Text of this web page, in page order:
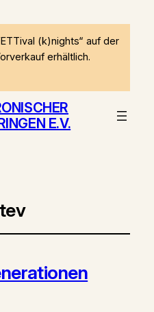
(k)nights“ auf der
erhältlich.
E.V.